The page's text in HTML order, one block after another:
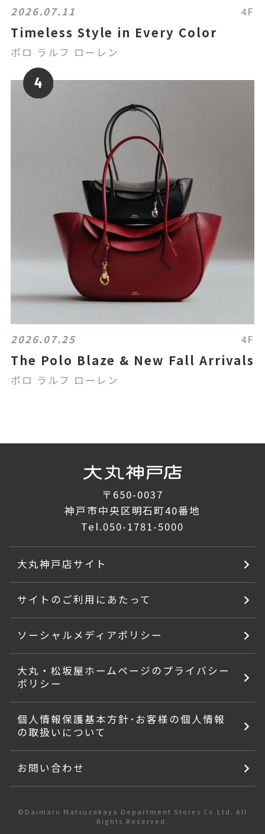
2026.07.11 4F
Timeless Style in Every Color
ポロ ラルフ ローレン
2026.07.25 4F
The Polo Blaze & New Fall Arrivals
ポロ ラルフ ローレン
〒650-0037
神戸市中央区明石町40番地
Tel.050-1781-5000
大丸神戸店サイト
サイトのご利用にあたって
ソーシャルメディアポリシー
大丸・松坂屋ホームページのプライバシー
ポリシー
個人情報保護基本方針･お客様の個人情報
の取扱いについて
お問い合わせ
©Daimaru Matsuzakaya Department Stores Co.Ltd. All
Rights Reserved.